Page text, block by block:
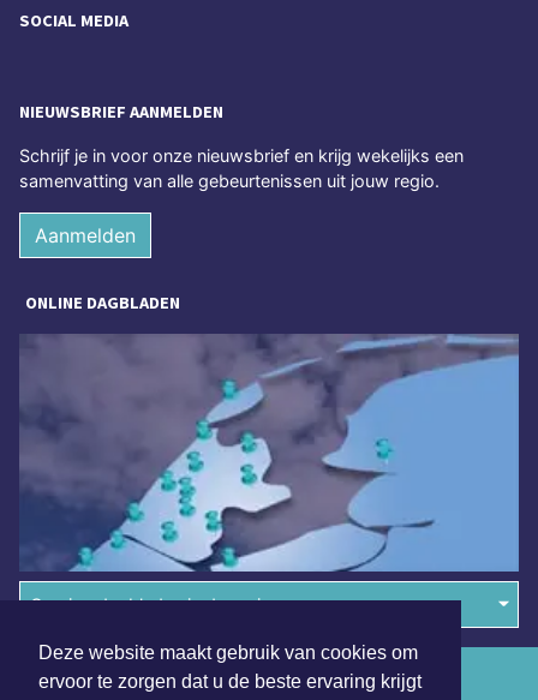
Deze website maakt gebruik van cookies om
ervoor te zorgen dat u de beste ervaring krijgt
SOCIAL MEDIA
NIEUWSBRIEF AANMELDEN
Schrijf je in voor onze nieuwsbrief en krijg wekelijks een
samenvatting van alle gebeurtenissen uit jouw regio.
Aanmelden
ONLINE DAGBLADEN
Overige dagbladen in de regio
Algemene voorwaarden